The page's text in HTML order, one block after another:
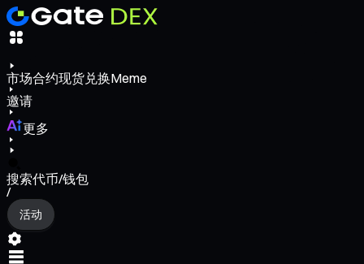
市场合约现货兑换Meme
邀请
更多
搜索代币/钱包
/
活动